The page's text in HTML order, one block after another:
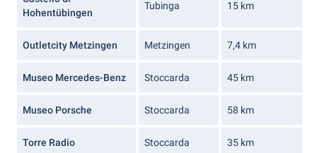
Hohentübingen
Tubinga 15 km
Outletcity Metzingen Metzingen 7,4 km
Museo Mercedes-Benz Stoccarda 45 km
Museo Porsche Stoccarda 58 km
Torre Radio Stoccarda 35 km